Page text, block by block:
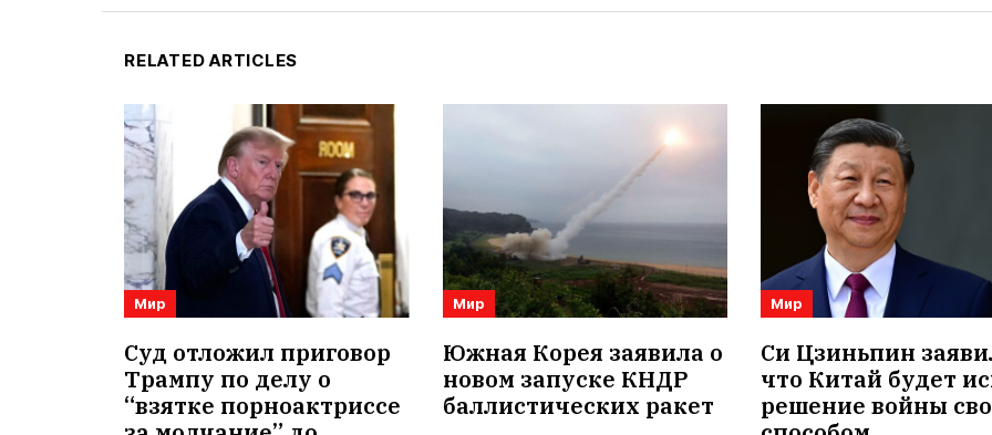
RELATED ARTICLES
Мир
Суд отложил приговор
Трампу по делу о
“взятке порноактриссе
Мир
Южная Корея заявила о
новом запуске КНДР
баллистических ракет
Мир
Си Цзиньпин
что Китай будет
решение войны